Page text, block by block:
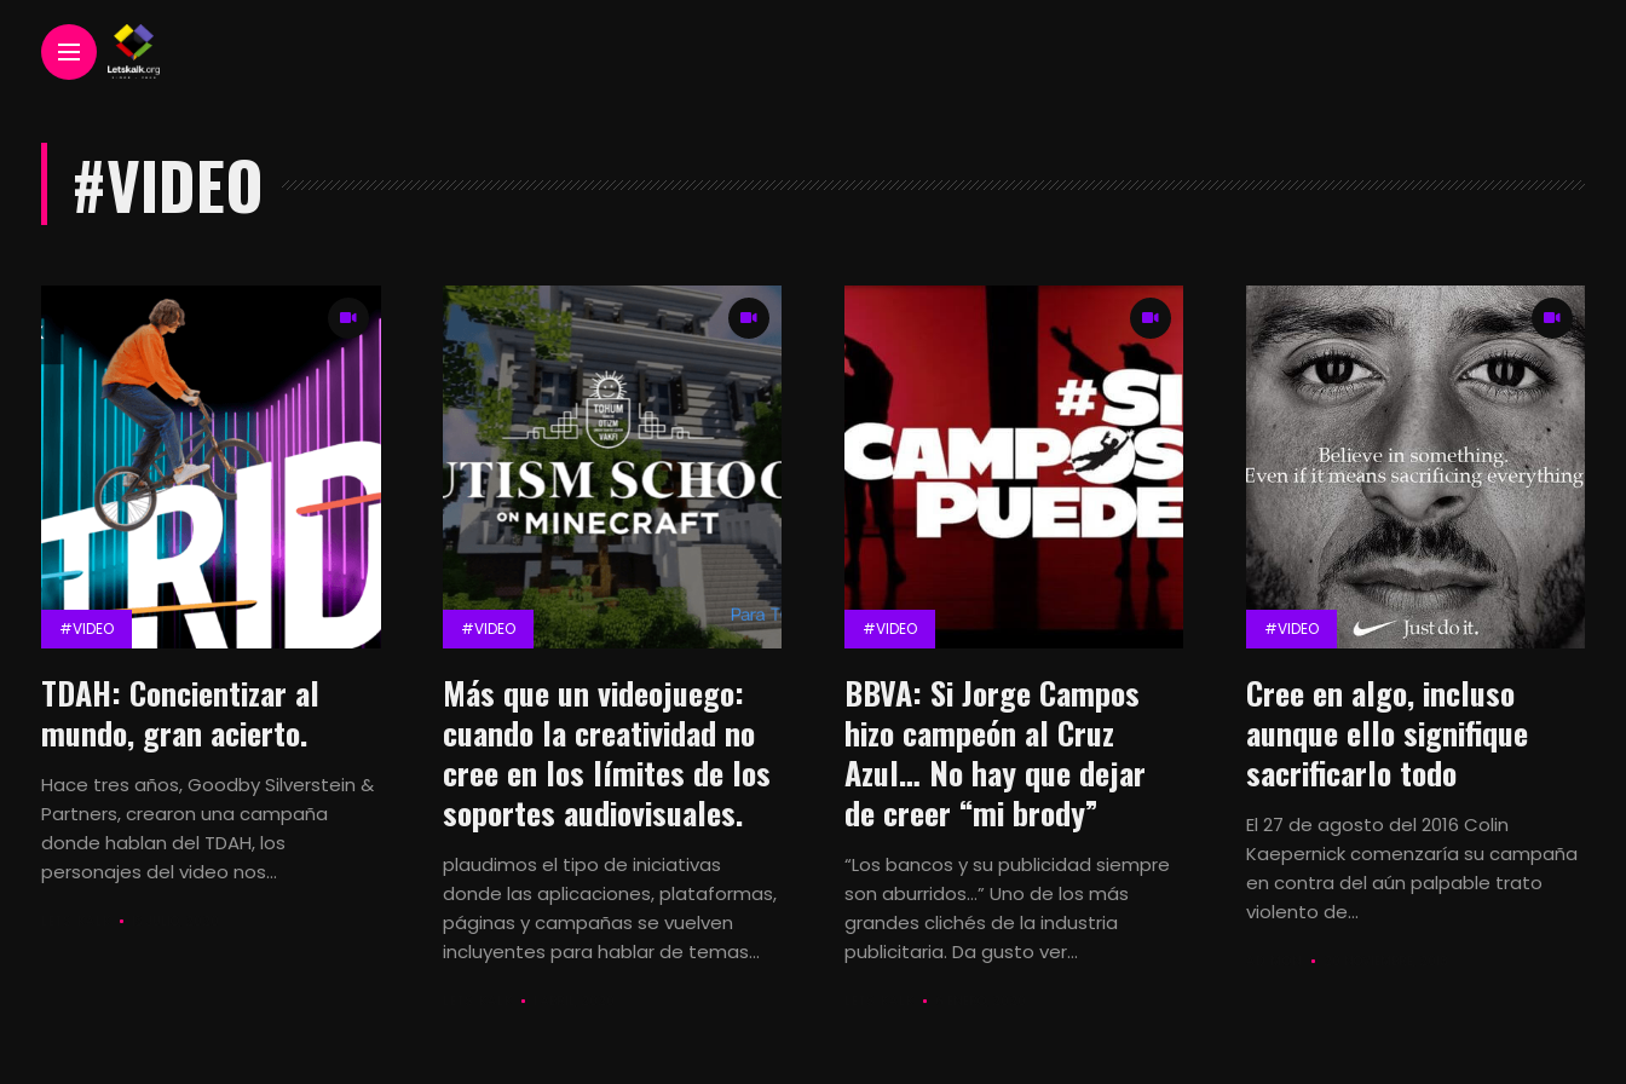
#VIDEO
#VIDEO
TDAH: Concientizar al
mundo, gran acierto.
Hace tres años, Goodby Silverstein &
Partners, crearon una campaña
donde hablan del TDAH, los
personajes del video nos...
#VIDEO
Más que un videojuego:
cuando la creatividad no
cree en los límites de los
soportes audiovisuales.
plaudimos el tipo de iniciativas
donde las aplicaciones, plataformas,
páginas y campañas se vuelven
incluyentes para hablar de temas...
#VIDEO
BBVA: Si Jorge Campos
hizo campeón al Cruz
Azul… No hay que dejar
de creer “mi brody”
“Los bancos y su publicidad siempre
son aburridos…” Uno de los más
grandes clichés de la industria
publicitaria. Da gusto ver...
#VIDEO
Cree en algo, incluso
aunque ello signifique
sacrificarlo todo
El 27 de agosto del 2016 Colin
Kaepernick comenzaría su campaña
en contra del aún palpable trato
violento de...